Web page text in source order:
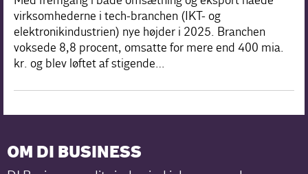
virksomhederne i tech-branchen (IKT- og
elektronikindustrien) nye højder i 2025. Branchen
voksede 8,8 procent, omsatte for mere end 400 mia.
kr. og blev løftet af stigende…
OM DI BUSINESS